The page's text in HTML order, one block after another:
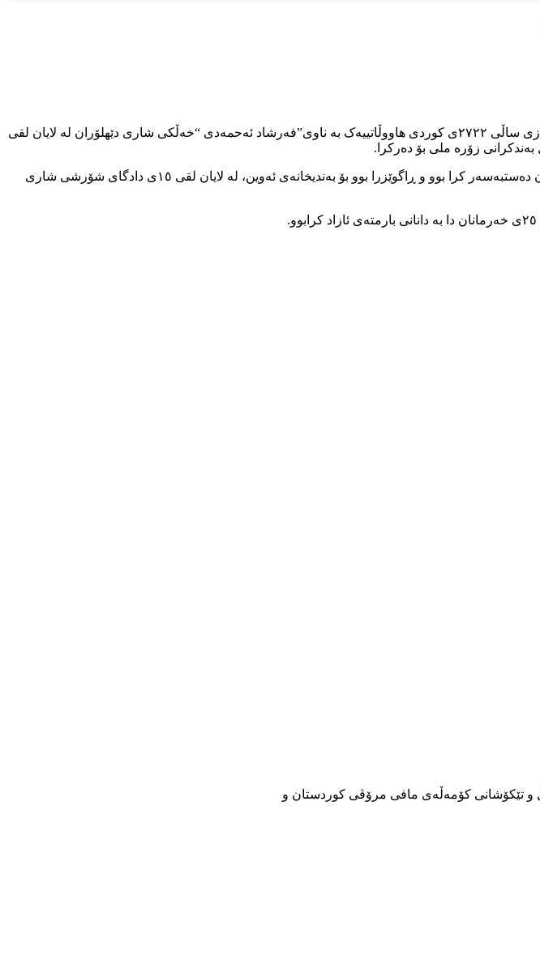
بە پێی ئەو ڕاپۆرتانەی وەدەست کۆمەڵەی مافی مرۆڤی کوردستان کەوتوون، لە ڕێکەوتی ٢٠ی سەرماوەزی ساڵی ٢٧٢٢ی کوردی هاووڵاتییەک بە ناوی”فەرشاد ئەحمەدی “خەڵکی شاری دێهلۆران لە لایان لقی
بە گوێرەی هەواڵەکە، ناوبراو کە لە مانگی گوڵانی ڕابردوودا لە لایەن هێزە ئەمنیەتییەکانی حکوومەتی ئێران دەستبەسەر کرا بوو و ڕاگوێزرا بوو بۆ بەندیخانەی ئەوین، لە لایان لقی ١٥ی دادگای شۆرشی شاری